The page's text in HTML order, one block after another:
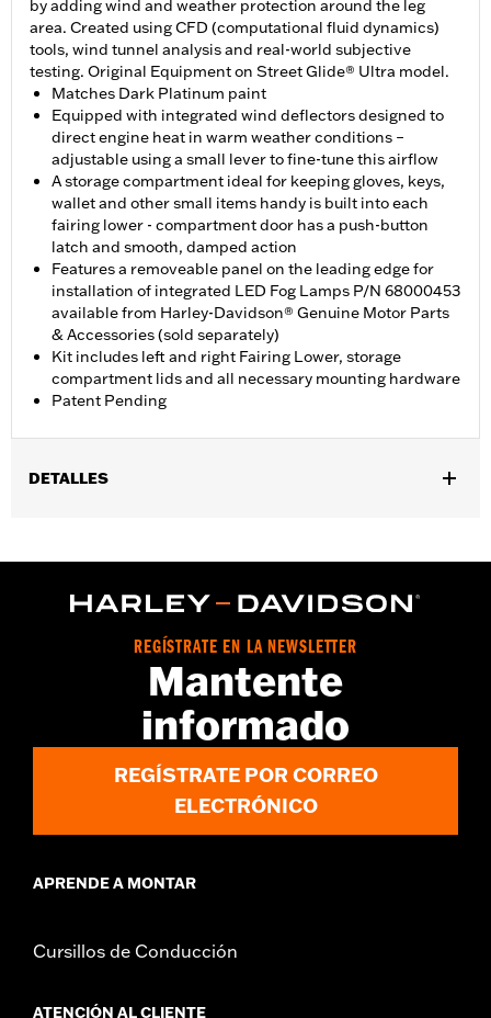
by adding wind and weather protection around the leg
area. Created using CFD (computational fluid dynamics)
tools, wind tunnel analysis and real-world subjective
testing. Original Equipment on Street Glide® Ultra model.
Matches Dark Platinum paint
Equipped with integrated wind deflectors designed to
direct engine heat in warm weather conditions –
adjustable using a small lever to fine-tune this airflow
A storage compartment ideal for keeping gloves, keys,
wallet and other small items handy is built into each
fairing lower - compartment door has a push-button
latch and smooth, damped action
Features a removeable panel on the leading edge for
installation of integrated LED Fog Lamps P/N 68000453
available from Harley-Davidson® Genuine Motor Parts
& Accessories (sold separately)
Kit includes left and right Fairing Lower, storage
compartment lids and all necessary mounting hardware
Patent Pending
DETALLES
FLTRT y FLTRXL. Los modelos Street Glide y Road Glide
requieren la compra por separado del protector de motor N/P
49000284 o N/P 49000285. Los modelos Road Glide y Road
de carenado N/P 47201045 o N/P 47201044. Los modelos Road
carenado inferior N/P 49000330 y los herrajes N/P 2708A (2
unid.), N/P 6116 (2 unid.) y N/P 4924 (2 unid.). No compatible
con los filtros de aire Heavy Breather.
Instrucciones de instalación
REGÍSTRATE EN LA NEWSLETTER
Mantente
informado
REGÍSTRATE POR CORREO
ELECTRÓNICO
APRENDE A MONTAR
Cursillos de Conducción
ATENCIÓN AL CLIENTE